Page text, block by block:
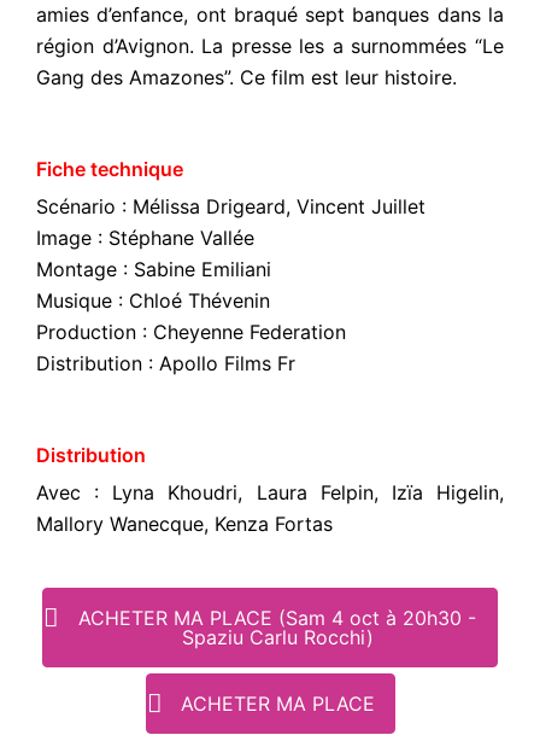
amies d’enfance, ont braqué sept banques dans la
région d’Avignon. La presse les a surnommées “Le
Gang des Amazones”. Ce film est leur histoire.
Fiche technique
Scénario : Mélissa Drigeard, Vincent Juillet
Image : Stéphane Vallée
Montage : Sabine Emiliani
Musique : Chloé Thévenin
Production : Cheyenne Federation
Distribution : Apollo Films Fr
Distribution
Avec : Lyna Khoudri, Laura Felpin, Izïa Higelin,
Mallory Wanecque, Kenza Fortas
ACHETER MA PLACE (Sam 4 oct à 20h30 -
Spaziu Carlu Rocchi)
ACHETER MA PLACE